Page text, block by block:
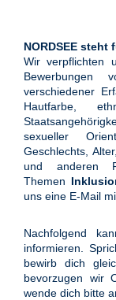
NORDSEE steht
Wir verpflichten
Bewerbungen
verschiedener
Hautfarbe,
sexueller
Geschlechts,
und anderen
Themen
uns eine E-Mail
Nachfolgend
informieren.
bewirb dich
bevorzugen wir
wende dich bitte